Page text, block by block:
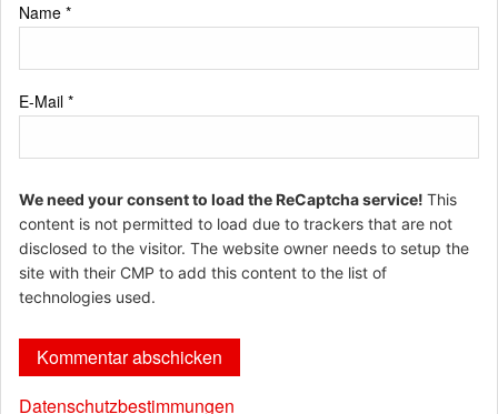
Name *
E-Mail *
We need your consent to load the ReCaptcha service! This
content is not permitted to load due to trackers that are not
disclosed to the visitor. The website owner needs to setup the
site with their CMP to add this content to the list of
technologies used.
Datenschutzbestimmungen